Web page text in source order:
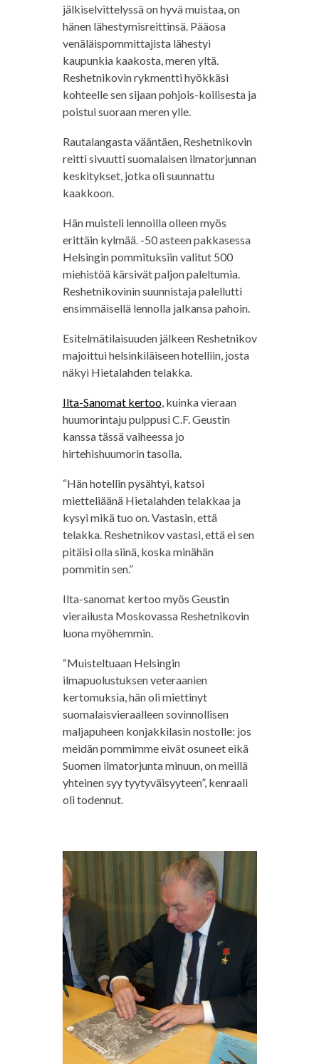
jälkiselvittelyssä on hyvä muistaa, on
hänen lähestymisreittinsä. Pääosa
venäläispommittajista lähestyi
kaupunkia kaakosta, meren yltä.
Reshetnikovin rykmentti hyökkäsi
kohteelle sen sijaan pohjois-koilisesta ja
poistui suoraan meren ylle.
Rautalangasta vääntäen, Reshetnikovin
reitti sivuutti suomalaisen ilmatorjunnan
keskitykset, jotka oli suunnattu
kaakkoon.
Hän muisteli lennoilla olleen myös
erittäin kylmää. -50 asteen pakkasessa
Helsingin pommituksiin valitut 500
miehistöä kärsivät paljon paleltumia.
Reshetnikovinin suunnistaja palellutti
ensimmäisellä lennolla jalkansa pahoin.
Esitelmätilaisuuden jälkeen Reshetnikov
majoittui helsinkiläiseen hotelliin, josta
näkyi Hietalahden telakka.
Ilta-Sanomat kertoo, kuinka vieraan
huumorintaju pulppusi C.F. Geustin
kanssa tässä vaiheessa jo
hirtehishuumorin tasolla.
“Hän hotellin pysähtyi, katsoi
mietteliäänä Hietalahden telakkaa ja
kysyi mikä tuo on. Vastasin, että
telakka. Reshetnikov vastasi, että ei sen
pitäisi olla siinä, koska minähän
pommitin sen.”
Ilta-sanomat kertoo myös Geustin
vierailusta Moskovassa Reshetnikovin
luona myöhemmin.
“Muisteltuaan Helsingin
ilmapuolustuksen veteraanien
kertomuksia, hän oli miettinyt
suomalaisvieraalleen sovinnollisen
maljapuheen konjakkilasin nostolle: jos
meidän pommimme eivät osuneet eikä
Suomen ilmatorjunta minuun, on meillä
yhteinen syy tyytyväisyyteen”, kenraali
oli todennut.